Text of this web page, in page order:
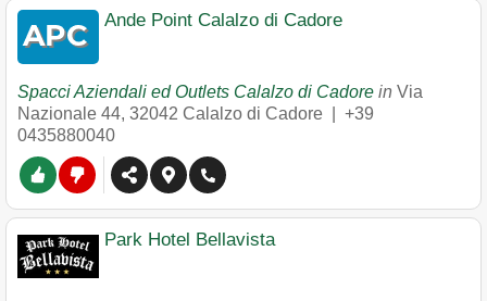
Ande Point Calalzo di Cadore
Spacci Aziendali ed Outlets Calalzo di Cadore in Via
Nazionale 44, 32042 Calalzo di Cadore
+39
0435880040
Park Hotel Bellavista